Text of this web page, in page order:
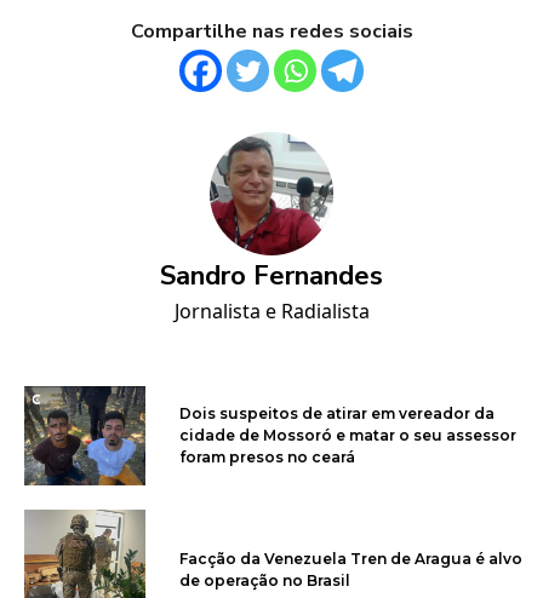
Compartilhe nas redes sociais
Sandro Fernandes
Jornalista e Radialista
Dois suspeitos de atirar em vereador da
cidade de Mossoró e matar o seu assessor
foram presos no ceará
Facção da Venezuela Tren de Aragua é alvo
de operação no Brasil